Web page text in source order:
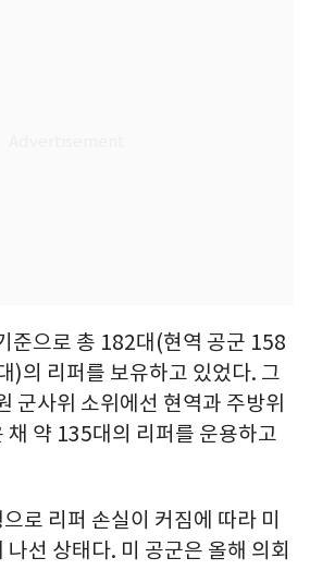
준으로 총 182대(현역 공군 158
)의 리퍼를 보유하고 있었다. 그
군사위 소위에선 현역과 주방위
채 약 135대의 리퍼를 운용하고
로 리퍼 손실이 커짐에 따라 미
선 상태다. 미 공군은 올해 의회